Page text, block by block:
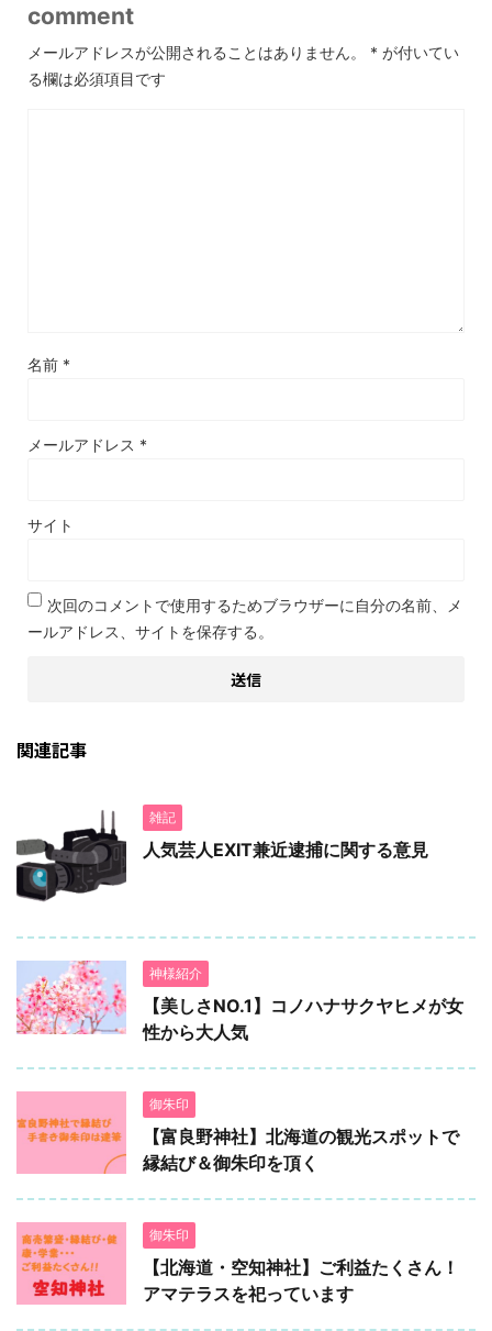
comment
メールアドレスが公開されることはありません。 * が付いてい
る欄は必須項目です
名前 *
メールアドレス *
サイト
次回のコメントで使用するためブラウザーに自分の名前、メ
ールアドレス、サイトを保存する。
関連記事
雑記
人気芸人EXIT兼近逮捕に関する意見
神様紹介
【美しさNO.1】コノハナサクヤヒメが女
性から大人気
御朱印
【富良野神社】北海道の観光スポットで
縁結び＆御朱印を頂く
御朱印
【北海道・空知神社】ご利益たくさん！
アマテラスを祀っています